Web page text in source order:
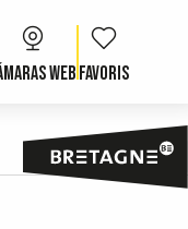
web Voir les